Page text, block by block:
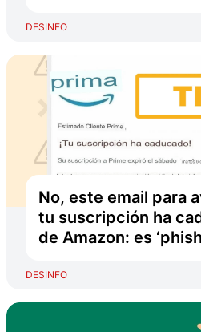
DESINFO
No, este email para
tu suscripción ha
de Amazon: es
DESINFO